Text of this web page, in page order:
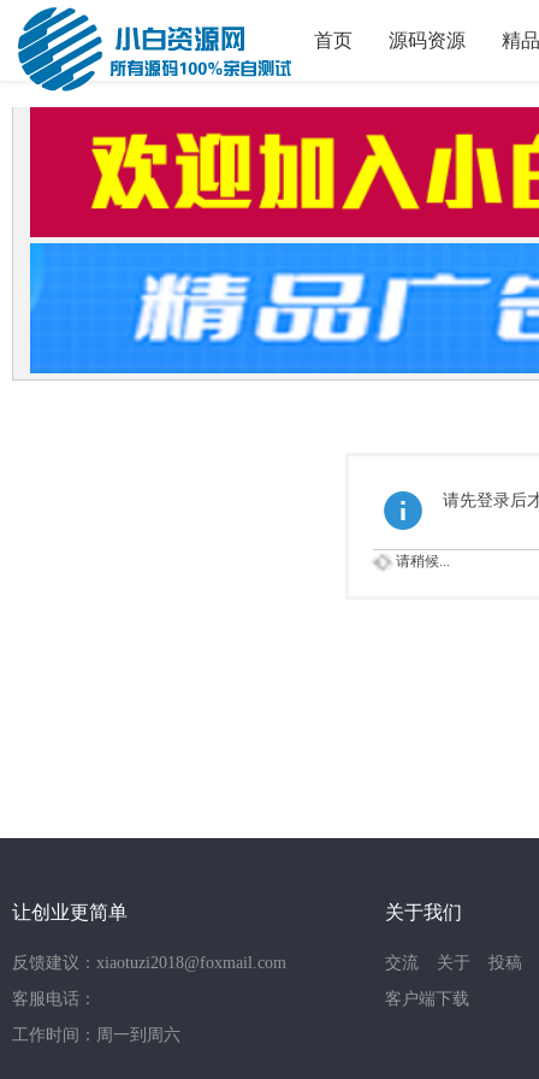
首页 源码资源 精
请先登录后
请稍候...
让创业更简单
反馈建议：xiaotuzi2018@foxmail.com
客服电话：
工作时间：周一到周六
关于我们
交流 关于
投稿
客户端下载